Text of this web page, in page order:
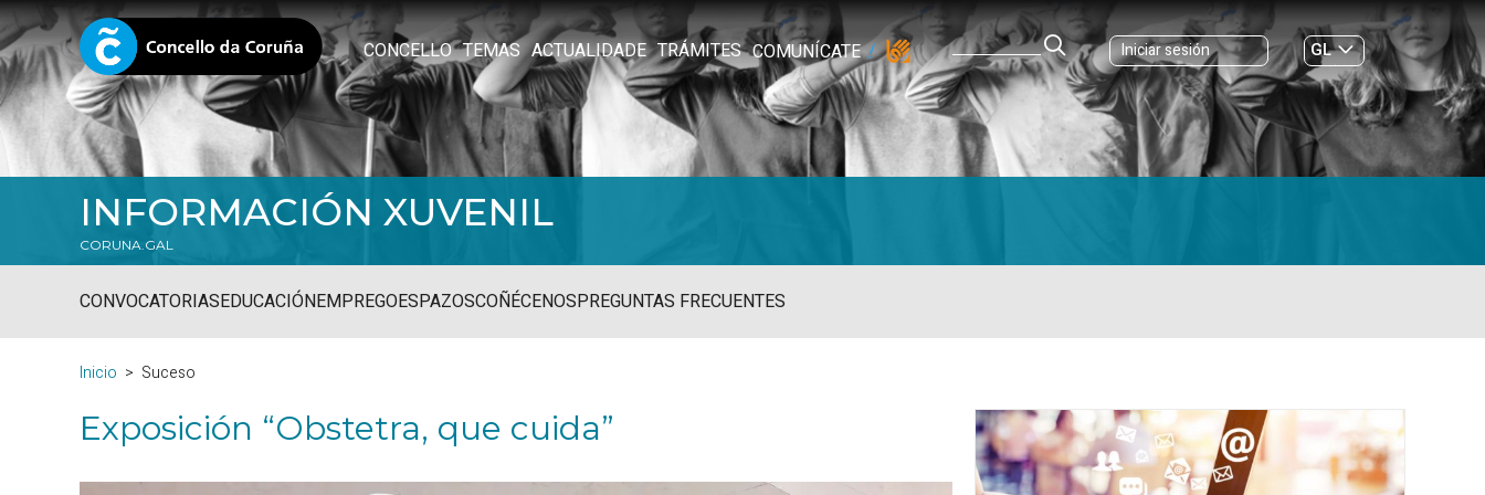
CONCELLO TEMAS ACTUALIDADE TRÁMITES COMUNÍCATE Iniciar sesión
GL
ES|
INFORMACIÓN XUVENIL
CORUNA.GAL
CONVOCATORIASEDUCACIÓNEMPREGOESPAZOSCOÑÉCENOSPREGUNTAS FRECUENTES
Inicio Suceso
Exposición “Obstetra, que cuida”